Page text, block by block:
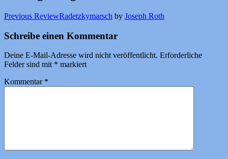
Previous ReviewRadetzkymarsch by Joseph Roth
Schreibe einen Kommentar
Deine E-Mail-Adresse wird nicht veröffentlicht. Erforderliche
Felder sind mit * markiert
Kommentar *